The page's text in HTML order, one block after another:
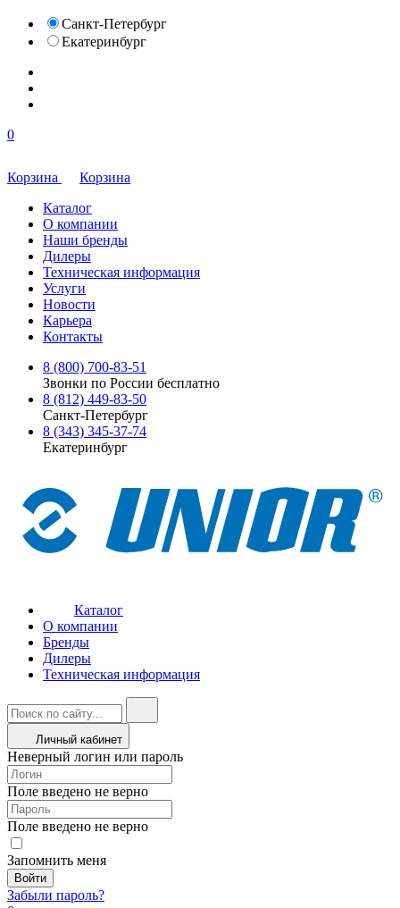
Санкт-Петербург
Екатеринбург
0
Корзина
Корзина
Каталог
О компании
Наши бренды
Дилеры
Техническая информация
Услуги
Новости
Карьера
Контакты
8 (800) 700-83-51
Звонки по России бесплатно
8 (812) 449-83-50
Санкт-Петербург
8 (343) 345-37-74
Екатеринбург
Каталог
О компании
Бренды
Дилеры
Техническая информация
Личный кабинет
Неверный логин или пароль
Поле введено не верно
Поле введено не верно
Запомнить меня
Войти
Забыли пароль?